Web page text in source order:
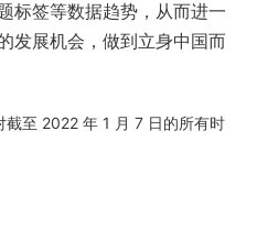
标签等数据趋势，从而进一
发展机会，做到立身中国而
至 2022 年 1 月 7 日的所有时